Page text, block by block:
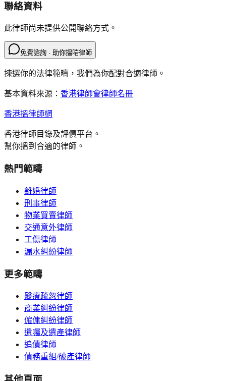
聯絡資料
此律師尚未提供公開聯絡方式。
免費諮詢 · 助你搵啱律師
揀選你的法律範疇，我們為你配對合適律師。
基本資料來源： 香港律師會律師名冊
香港搵律師網
香港律師目錄及評價平台。
幫你搵到合適的律師。
熱門範疇
離婚律師
刑事律師
物業買賣律師
交通意外律師
工傷律師
漏水糾紛律師
更多範疇
醫療疏忽律師
商業糾紛律師
僱傭糾紛律師
遺囑及遺產律師
追債律師
債務重組/破產律師